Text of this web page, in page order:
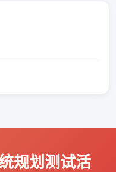
规划测试活